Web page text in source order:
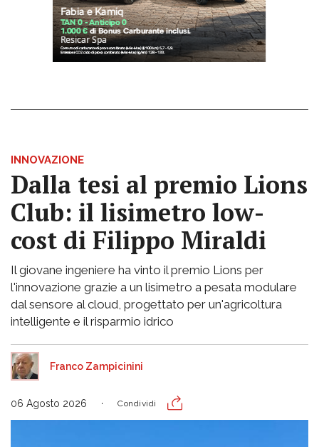
INNOVAZIONE
Dalla tesi al premio Lions
Club: il lisimetro low-
cost di Filippo Miraldi
Il giovane ingeniere ha vinto il premio Lions per
l'innovazione grazie a un lisimetro a pesata modulare
dal sensore al cloud, progettato per un'agricoltura
intelligente e il risparmio idrico
Franco Zampicinini
06 Agosto 2026 Condividi